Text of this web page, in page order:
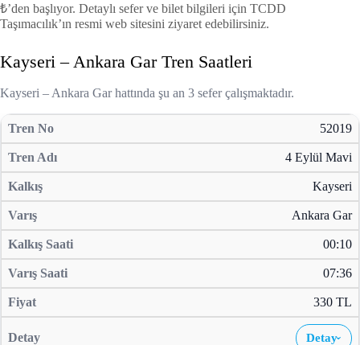
₺’den başlıyor. Detaylı sefer ve bilet bilgileri için TCDD
Taşımacılık’ın resmi web sitesini ziyaret edebilirsiniz.
Kayseri – Ankara Gar Tren Saatleri
Kayseri – Ankara Gar hattında şu an 3 sefer çalışmaktadır.
52019
4 Eylül Mavi
Kayseri
Ankara Gar
00:10
07:36
330 TL
Detay›